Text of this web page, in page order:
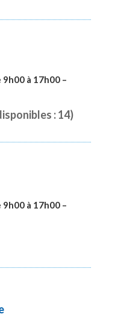
à 17h00 –
: 14)
à 17h00 –